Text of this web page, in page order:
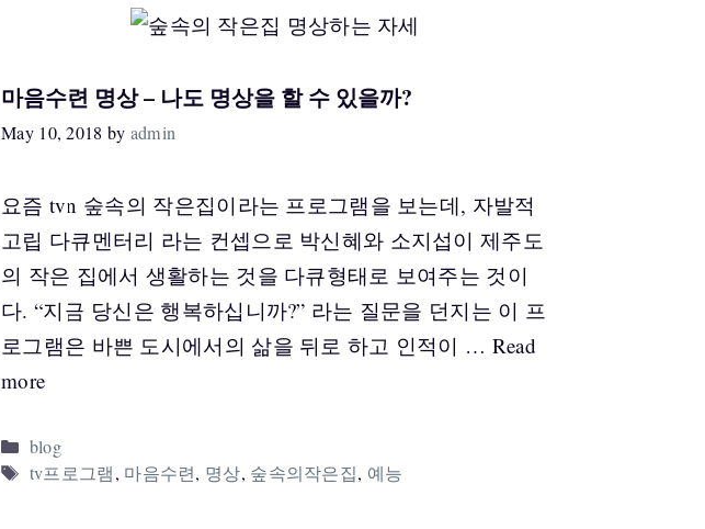
마음수련 명상 – 나도 명상을 할 수 있을까?
May 10, 2018 by admin
요즘 tvn 숲속의 작은집이라는 프로그램을 보는데, 자발적
고립 다큐멘터리 라는 컨셉으로 박신혜와 소지섭이 제주도
의 작은 집에서 생활하는 것을 다큐형태로 보여주는 것이
다. “지금 당신은 행복하십니까?” 라는 질문을 던지는 이 프
로그램은 바쁜 도시에서의 삶을 뒤로 하고 인적이 … Read
more
Categories
blog
Tags
tv프로그램, 마음수련, 명상, 숲속의작은집, 예능